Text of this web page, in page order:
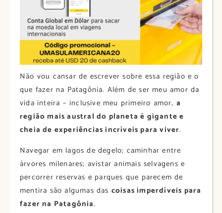
Não vou cansar de escrever sobre essa região e o
que fazer na Patagônia. Além de ser meu amor da
vida inteira – inclusive meu primeiro amor, a
região mais austral do planeta é gigante e
cheia de experiências incríveis para viver.
Navegar em lagos de degelo; caminhar entre
árvores milenares; avistar animais selvagens e
percorrer reservas e parques que parecem de
mentira são algumas das coisas imperdíveis para
fazer na Patagônia.